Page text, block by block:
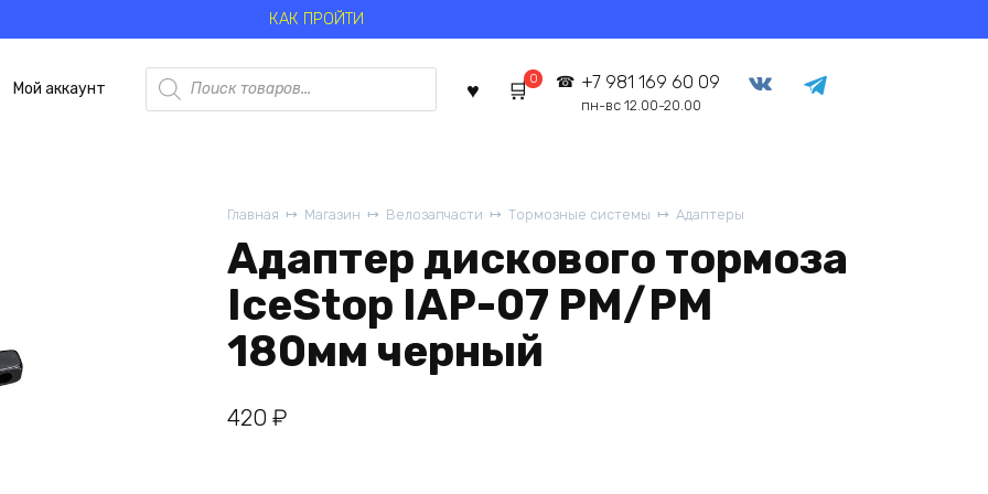
КАК ПРОЙТИ
Мой аккаунт
Поиск
товаров
0 +7 981 169 60 09
пн-вс 12.00-20.00
Главная
Магазин Велозапчасти Тормозные системы Адаптеры
Адаптер дискового тормоза
IceStop IAP-07 PM/PM
180мм черный
420 ₽